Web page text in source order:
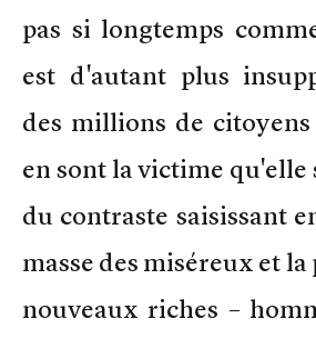
pas si longtemps
est d'autant plus
des millions de
en sont la victime qu'elle
du contraste saisissant
masse des miséreux et la
nouveaux riches –